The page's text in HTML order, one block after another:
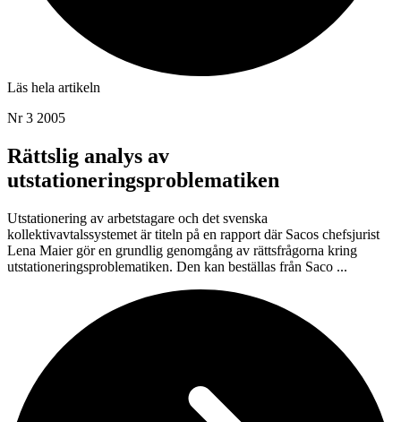
Läs hela artikeln
Nr 3 2005
Rättslig analys av
utstationeringsproblematiken
Utstationering av arbetstagare och det svenska
kollektivavtalssystemet är titeln på en rapport där Sacos chefsjurist
Lena Maier gör en grundlig genomgång av rättsfrågorna kring
utstationeringsproblematiken. Den kan beställas från Saco ...